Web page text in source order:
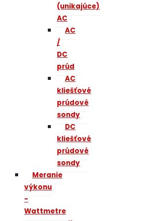
(unikajúce)
AC
AC
/
DC
prúd
AC
kliešťové
prúdové
sondy
DC
kliešťové
prúdové
sondy
Meranie
výkonu
-
Wattmetre